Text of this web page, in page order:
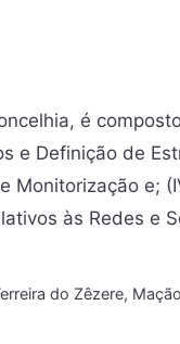
é
e Definição de
Monitorização e;
às Redes e
do Zêzere, Mação